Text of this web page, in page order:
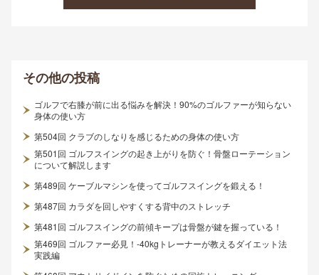
その他の投稿
ゴルフで右膝が前に出る悩みを解決！90%のゴルファーが知らない
身体の使い方
第504回 クラブのしなりを感じるための身体の使い方
第501回 ゴルフスイングの起き上がりを防ぐ！骨盤ローテーション
について解説します
第489回 ケーブルマシンを使ってゴルフスイングを鍛える！
第487回 カラダを回しやすくする背中のストレッチ
第481回 ゴルフスイングの前傾キープは骨盤が鍵を握っている！
第469回 ゴルファー必見！-40kgトレーナーが教えるダイエット法
実践編